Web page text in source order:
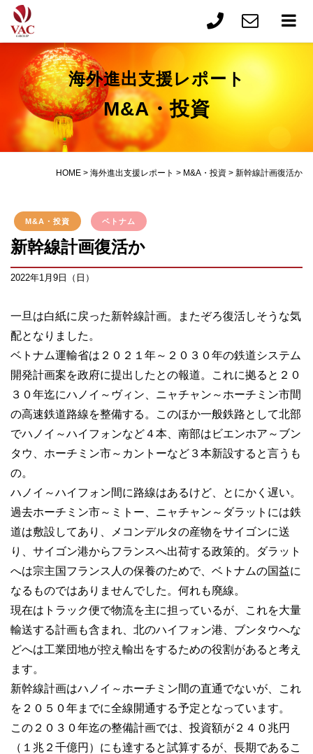
海外進出支援レポート
M&A・投資
HOME > 海外進出支援レポート > M&A・投資 > 新幹線計画復活か
M&A・投資 ベトナム
新幹線計画復活か
2022年1月9日（日）
一旦は白紙に戻った新幹線計画。またぞろ復活しそうな気
配となりました。
ベトナム運輸省は２０２１年～２０３０年の鉄道システム
開発計画案を政府に提出したとの報道。これに拠ると２０
３０年迄にハノイ～ヴィン、ニャチャン～ホーチミン市間
の高速鉄道路線を整備する。このほか一般鉄路として北部
でハノイ～ハイフォンなど４本、南部はビエンホア～ブン
タウ、ホーチミン市～カントーなど３本新設すると言うも
の。
ハノイ～ハイフォン間に路線はあるけど、とにかく遅い。
過去ホーチミン市～ミトー、ニャチャン～ダラットには鉄
道は敷設してあり、メコンデルタの産物をサイゴンに送
り、サイゴン港からフランスへ出荷する政策的。ダラット
へは宗主国フランス人の保養のためで、ベトナムの国益に
なるものではありませんでした。何れも廃線。
現在はトラック便で物流を主に担っているが、これを大量
輸送する計画も含まれ、北のハイフォン港、ブンタウへな
どへは工業団地が控え輸出をするための役割があると考え
ます。
新幹線計画はハノイ～ホーチミン間の直通でないが、これ
を２０５０年までに全線開通する予定となっています。
この２０３０年迄の整備計画では、投資額が２４０兆円
（１兆２千億円）にも達すると試算するが、長期であるこ